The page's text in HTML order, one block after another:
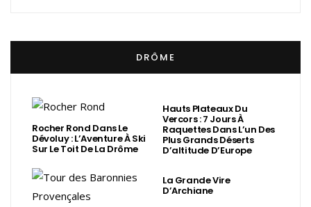
DRÔME
Rocher Rond Dans Le
Dévoluy : L’Aventure À Ski
Sur Le Toit De La Drôme
Hauts Plateaux Du
Vercors : 7 Jours À
Raquettes Dans L’un Des
Plus Grands Déserts
D’altitude D’Europe
La Grande Vire
D’Archiane